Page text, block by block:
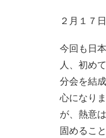
２月１７
今回も日
人、初め
分会を結
心になり
が、熱意
固めるこ